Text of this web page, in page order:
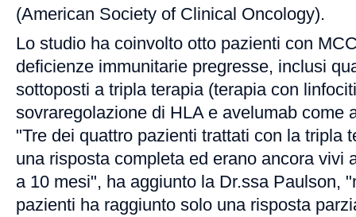
(American Society of Clinical Oncology).
Lo studio ha coinvolto otto pazienti con
deficienze immunitarie pregresse, inclusi
sottoposti a tripla terapia (terapia con
sovraregolazione di HLA e avelumab come
"Tre dei quattro pazienti trattati con la tripla
una risposta completa ed erano ancora vivi
a 10 mesi", ha aggiunto la Dr.ssa Paulson,
pazienti ha raggiunto solo una risposta